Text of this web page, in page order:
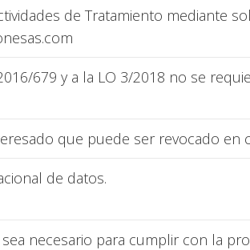
de Tratamiento mediante
679 y a la LO 3/2018 no se
que puede ser revocado en
de datos.
necesario para cumplir con la